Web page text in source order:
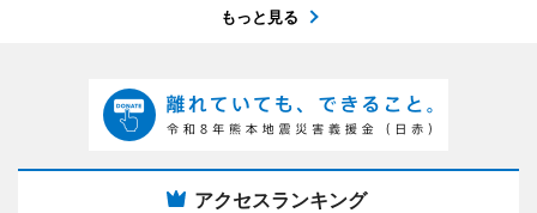
もっと見る
アクセスランキング